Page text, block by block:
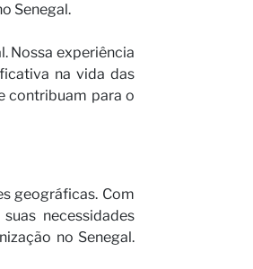
Senegal.
Nossa experiência
na vida das
contribuam para o
geográficas. Com
necessidades
no Senegal.